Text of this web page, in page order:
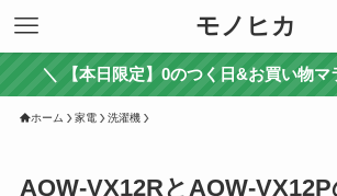
モノヒカ
＼ 【本日限定】0のつく日&お買い物マ
ホーム 家電 洗濯機
AQW-VX12RとAQW-